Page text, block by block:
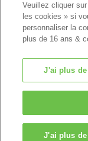
Veuillez cliquer
les cookies » si
personnaliser la
plus de 16 ans &
J'ai plus
J'ai plus